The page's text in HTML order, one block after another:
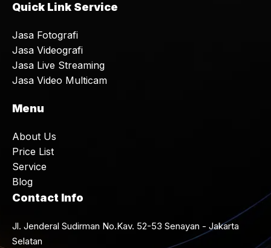
Quick Link Service
Jasa Fotografi
Jasa Videografi
Jasa Live Streaming
Jasa Video Multicam
Menu
About Us
Price List
Service
Blog
Contact Info
Jl. Jenderal Sudirman No.Kav. 52-53 Senayan - Jakarta
Selatan